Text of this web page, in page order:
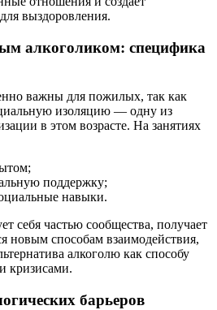
выздоровления.
алкоголиком: специфика
важны для пожилых, так как
изоляцию — одну из
в этом возрасте. На занятиях
поддержку;
навыки.
себя частью сообщества, получает
новым способам взаимодействия,
алкоголю как способу
кризисами.
барьеров